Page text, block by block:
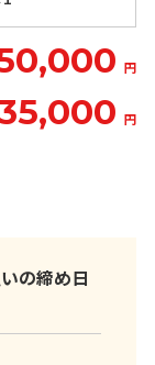
円
円
の締め日